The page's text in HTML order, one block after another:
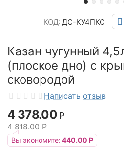
КОД: ДС-КУ4ПКС
Казан чугунный
(плоское дно) с
сковородой
Написать отзыв
4 378.00 Р
4 818.00 Р
Вы экономите: 440.00 Р